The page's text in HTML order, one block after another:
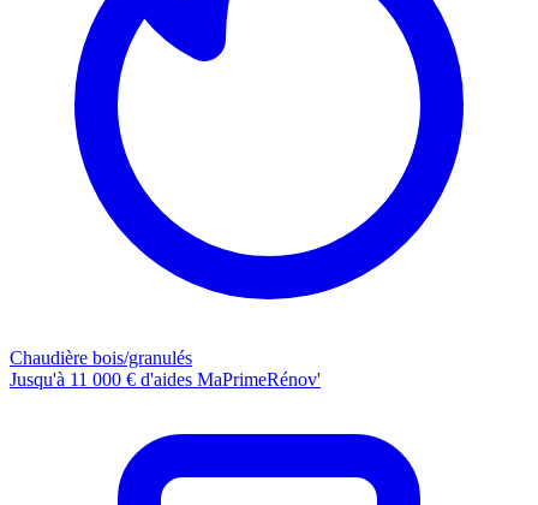
Chaudière bois/granulés
Jusqu'à 11 000 € d'aides MaPrimeRénov'